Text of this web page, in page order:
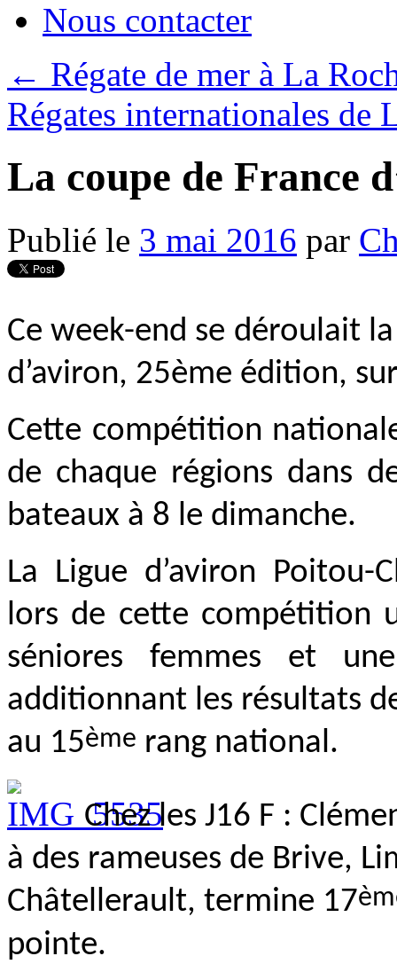
Nous contacter
← Régate de mer à La
Régates internationales
La coupe de France
Publié le 3 mai 2016 par
Ce week-end se déroulait
d’aviron, 25ème édition,
Cette compétition
de chaque régions dans
bateaux à 8 le dimanche.
La Ligue d’aviron Poitou-
lors de cette compétition
séniores femmes et
additionnant les résultats
au 15ème rang national.
Chez les J16 F :
à des rameuses de Brive,
Châtellerault, termine 17
pointe.